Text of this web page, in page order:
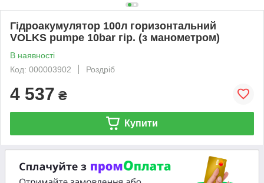
Гідроакумулятор 100л горизонтальний
VOLKS pumpe 10bar гір. (з манометром)
В наявності
Код: 000003902
Роздріб
4 537 ₴
Купити